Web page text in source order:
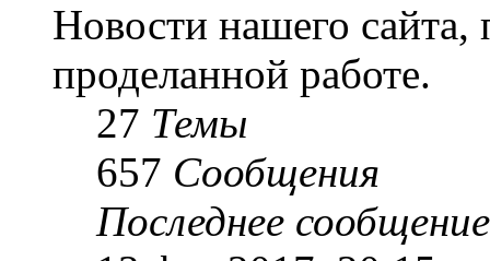
Новости нашего
проделанной работе.
27 Темы
657 Сообщения
Последнее сообщение